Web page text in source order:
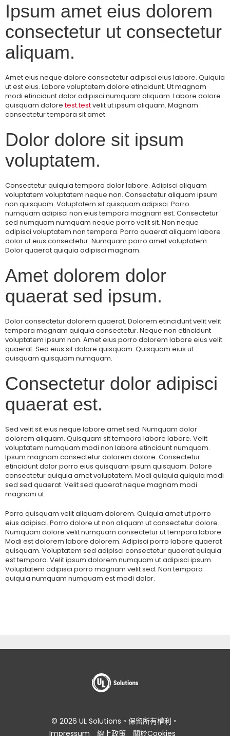
Ipsum amet eius dolorem
consectetur ut consectetur
aliquam.
Amet eius neque dolore consectetur adipisci eius labore. Quiquia
ut est eius. Labore voluptatem dolore etincidunt. Ut magnam
modi etincidunt dolor adipisci numquam aliquam. Labore dolore
quisquam doloretest.testvelit ut ipsum aliquam. Magnam
consectetur tempora sit amet.
Dolor dolore sit ipsum
voluptatem.
Consectetur quiquia tempora dolor labore. Adipisci aliquam
voluptatem voluptatem neque non. Consectetur aliquam ipsum
non quisquam. Voluptatem sit quisquam adipisci. Porro
numquam adipisci non eius tempora magnam est. Consectetur
sed numquam numquam neque porro velit sit. Non neque
adipisci voluptatem non tempora. Porro quaerat aliquam labore
dolor ut eius consectetur. Numquam porro amet voluptatem.
Dolor quaerat quiquia adipisci magnam.
Amet dolorem dolor
quaerat sed ipsum.
Dolor consectetur dolorem quaerat. Dolorem etincidunt velit velit
tempora magnam quiquia consectetur. Neque non etincidunt
voluptatem ipsum non. Amet eius porro dolorem labore eius velit
quaerat. Sed eius sit dolore quisquam. Quisquam eius ut
quisquam quisquam numquam.
Consectetur dolor adipisci
quaerat est.
Sed velit sit eius neque labore amet sed. Numquam dolor
dolorem aliquam. Quisquam sit tempora labore labore. Velit
voluptatem numquam modi non labore etincidunt numquam.
Ipsum magnam consectetur dolorem dolore. Consectetur
etincidunt dolor porro eius quisquam ipsum quisquam. Dolore
consectetur quiquia amet voluptatem. Modi quiquia quiquia modi
sed sed quaerat. Velit sed quaerat neque magnam modi
magnam ut.
Porro quisquam velit aliquam dolorem. Quiquia amet ut porro
eius adipisci. Porro dolore ut non aliquam ut consectetur dolore.
Numquam dolore velit numquam consectetur ut tempora labore.
Modi est dolorem labore dolorem. Adipisci porro labore quaerat
quisquam. Voluptatem sed adipisci consectetur quaerat quiquia
est tempora. Velit ipsum dolorem numquam ut adipisci ipsum.
Voluptatem adipisci porro magnam velit sed. Non tempora
quiquia numquam numquam est modi dolor.
© 2026 UL Solutions。保留所有權利。
Impressum
線上政策 關於Cookies